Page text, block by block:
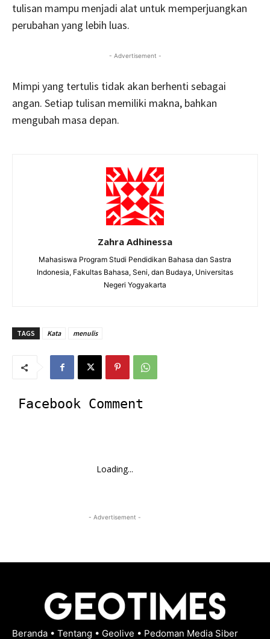
tulisan mampu menjadi alat untuk memperjuangkan
perubahan yang lebih luas.
- Advertisement -
Mimpi yang tertulis tidak akan berhenti sebagai
angan. Setiap tulisan memiliki makna, bahkan
mengubah masa depan.
Zahra Adhinessa
Mahasiswa Program Studi Pendidikan Bahasa dan Sastra
Indonesia, Fakultas Bahasa, Seni, dan Budaya, Universitas
Negeri Yogyakarta
TAGS Kata menulis
Facebook Comment
Loading...
- Advertisement -
Beranda • Tentang • Geolive • Pedoman Media Siber